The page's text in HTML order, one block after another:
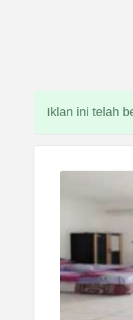
Iklan ini telah